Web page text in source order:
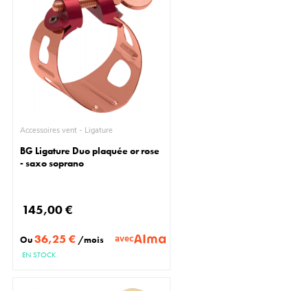
Accessoires vent - Ligature
BG Ligature Duo plaquée or rose
- saxo soprano
145,00 €
Ou36,25 € /mois avec
EN STOCK